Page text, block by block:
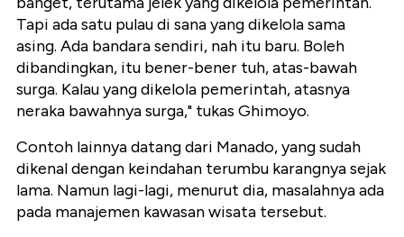
Tapi ada satu pulau di sana yang dikelola sama
asing. Ada bandara sendiri, nah itu baru. Boleh
dibandingkan, itu bener-bener tuh, atas-bawah
surga. Kalau yang dikelola pemerintah, atasnya
neraka bawahnya surga," tukas Ghimoyo.
Contoh lainnya datang dari Manado, yang sudah
dikenal dengan keindahan terumbu karangnya sejak
lama. Namun lagi-lagi, menurut dia, masalahnya ada
pada manajemen kawasan wisata tersebut.